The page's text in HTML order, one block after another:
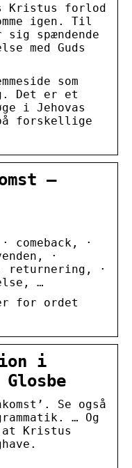
Kristus forlod
igen. Til
spændende
med Guds
som
Det er et
i Jehovas
forskellige
–
comeback, ·
·
returnering, ·
…
for ordet
i
Se også
… Og
Kristus